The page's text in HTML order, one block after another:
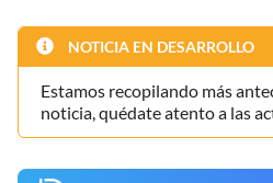
NOTICIA EN DESARROLLO
Estamos recopilando más
noticia, quédate atento a las